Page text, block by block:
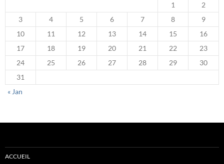
1
2
3
4 5 6 7 8
9
10
11 12 13 14 15
16
17
18 19 20 21 22
23
24
25 26 27 28 29
30
31
« Jan
ACCUEIL